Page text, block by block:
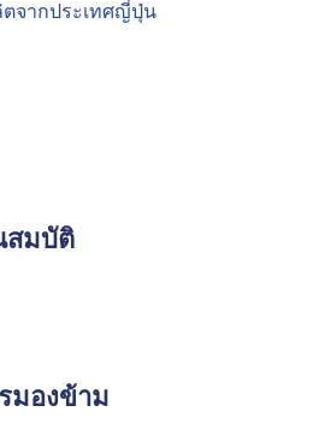
ตจากประเทศญี่ปุ่น
สมบัติ
มองข้าม